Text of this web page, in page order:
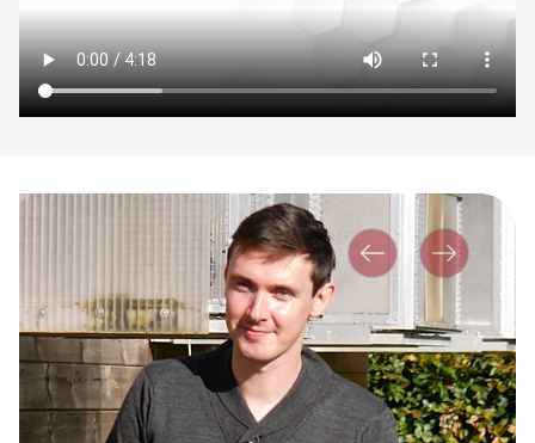
PrécédentSuivante